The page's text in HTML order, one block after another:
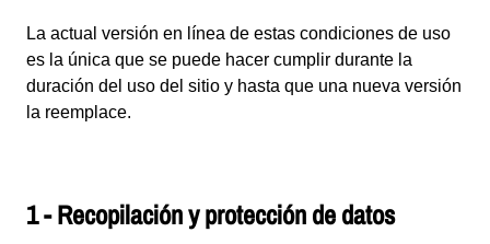
La actual versión en línea de estas condiciones de uso
es la única que se puede hacer cumplir durante la
duración del uso del sitio y hasta que una nueva versión
la reemplace.
1 - Recopilación y protección de datos